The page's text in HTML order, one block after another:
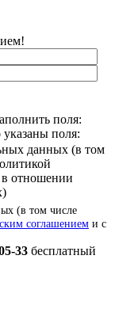
поля:
поля:
данных (в том
в отношении
(в том числе
соглашением и с
33 бесплатный